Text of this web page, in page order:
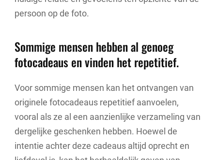
persoon op de foto.
Sommige mensen hebben al genoeg
fotocadeaus en vinden het repetitief.
Voor sommige mensen kan het ontvangen van
originele fotocadeaus repetitief aanvoelen,
vooral als ze al een aanzienlijke verzameling van
dergelijke geschenken hebben. Hoewel de
intentie achter deze cadeaus altijd oprecht en